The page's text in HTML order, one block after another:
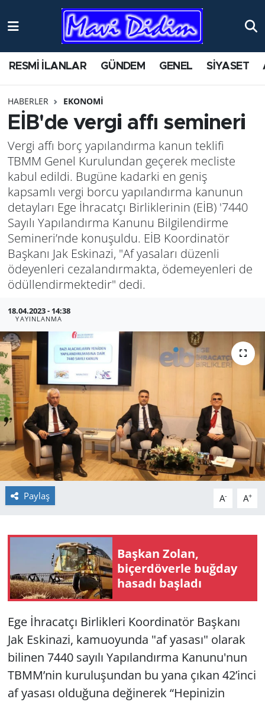
RESMİ İLANLAR GÜNDEM GENEL SİYASET
HABERLER EKONOMİ
EİB'de vergi affı semineri
Vergi affı borç yapılandırma kanun teklifi
TBMM Genel Kurulundan geçerek mecliste
kabul edildi. Bugüne kadarki en geniş
kapsamlı vergi borcu yapılandırma kanunun
detayları Ege İhracatçı Birliklerinin (EİB) '7440
Sayılı Yapılandırma Kanunu Bilgilendirme
Semineri’nde konuşuldu. EİB Koordinatör
Başkanı Jak Eskinazi, "Af yasaları düzenli
ödeyenleri cezalandırmakta, ödemeyenleri de
ödüllendirmektedir" dedi.
18.04.2023 - 14:38
YAYINLANMA
Paylaş A- A+
Başkan Zolan,
biçerdöverle buğday
hasadı başladı
Ege İhracatçı Birlikleri Koordinatör Başkanı
Jak Eskinazi, kamuoyunda "af yasası" olarak
bilinen 7440 sayılı Yapılandırma Kanunu'nun
TBMM’nin kuruluşundan bu yana çıkan 42’inci
af yasası olduğuna değinerek “Hepinizin
ANTİK YERLER
AYDIN
BİLİM VE TEKNOLOJİ
ÇEVRE
EĞİTİM
EKONOMİ
GENEL
GÜNDEM
HABERDE İNSAN
KÜLTÜR SANAT
MAGAZİN
POLİTİKA
RESMİ İLANLAR
SAĞLIK
SİYASET
Yerel
Nöbetçi Eczaneler
Namaz Vakitleri
Trafik Durumu
Süper Lig Puan Durumu ve Fikstür
Tüm Manşetler
Son Dakika Haberleri
Haber Arşivi